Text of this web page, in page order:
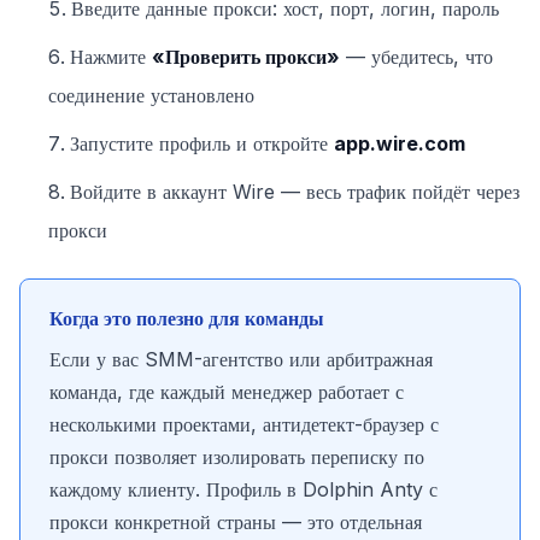
Введите данные прокси: хост, порт, логин, пароль
Нажмите «Проверить прокси» — убедитесь, что
соединение установлено
Запустите профиль и откройте app.wire.com
Войдите в аккаунт Wire — весь трафик пойдёт через
прокси
Когда это полезно для команды
Если у вас SMM-агентство или арбитражная
команда, где каждый менеджер работает с
несколькими проектами, антидетект-браузер с
прокси позволяет изолировать переписку по
каждому клиенту. Профиль в Dolphin Anty с
прокси конкретной страны — это отдельная